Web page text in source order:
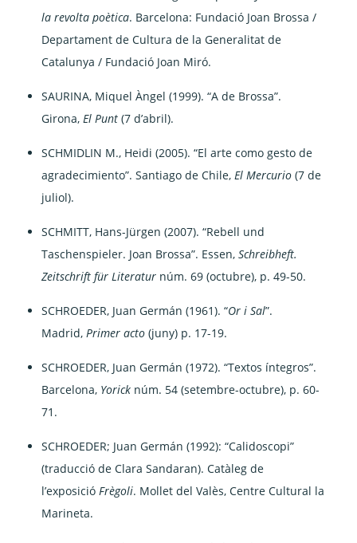
la revolta poètica. Barcelona: Fundació Joan Brossa /
Departament de Cultura de la Generalitat de
Catalunya / Fundació Joan Miró.
SAURINA, Miquel Àngel (1999). “A de Brossa”.
Girona,El Punt (7 d’abril).
SCHMIDLIN M., Heidi (2005). “El arte como gesto de
agradecimiento”. Santiago de Chile, El Mercurio (7 de
juliol).
SCHMITT, Hans-Jürgen (2007). “Rebell und
Taschenspieler. Joan Brossa”. Essen,Schreibheft.
Zeitschrift für Literatur núm. 69 (octubre), p. 49-50.
SCHROEDER, Juan Germán (1961). “Or i Sal”.
Madrid,Primer acto(juny) p. 17-19.
SCHROEDER, Juan Germán (1972). “Textos íntegros”.
Barcelona, Yorick núm. 54 (setembre-octubre), p. 60-
71.
SCHROEDER; Juan Germán (1992): “Calidoscopi”
(traducció de Clara Sandaran). Catàleg de
l’exposicióFrègoli. Mollet del Valès, Centre Cultural la
Marineta.